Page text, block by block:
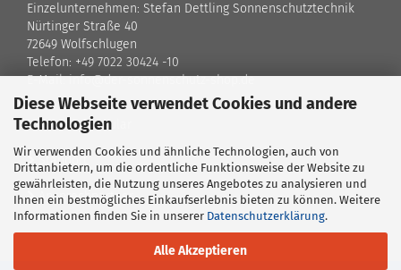
Diese Webseite verwendet Cookies und andere
Technologien
Wir verwenden Cookies und ähnliche Technologien, auch von
Drittanbietern, um die ordentliche Funktionsweise der Website zu
gewährleisten, die Nutzung unseres Angebotes zu analysieren und
Ihnen ein bestmögliches Einkaufserlebnis bieten zu können. Weitere
Informationen finden Sie in unserer Datenschutzerklärung.
Alle Akzeptieren
Einzelunternehmen: Stefan Dettling Sonnenschutztechnik
Nürtinger Straße 40
72649 Wolfschlugen
Telefon: +49 7022 30424 -10
E-Mail: info@der-sonnenschutz-shop.de
Kontaktformular
Standort
Ansprechpartner